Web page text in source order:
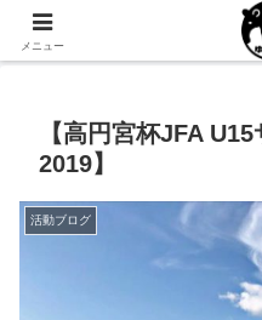
NPO法人ゆめみ
【高円宮杯JFA
2019】
活動ブログ
メニュー